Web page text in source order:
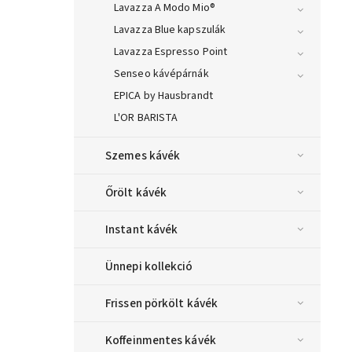
Lavazza A Modo Mio®
Lavazza Blue kapszulák
Lavazza Espresso Point
Senseo kávépárnák
EPICA by Hausbrandt
L'OR BARISTA
Szemes kávék
Őrölt kávék
Instant kávék
Ünnepi kollekció
Frissen pörkölt kávék
Koffeinmentes kávék